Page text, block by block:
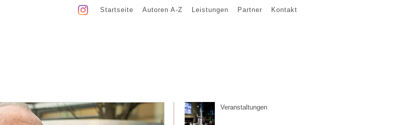
Startseite Autoren A-Z Leistungen Partner Kontakt
Veranstaltungen